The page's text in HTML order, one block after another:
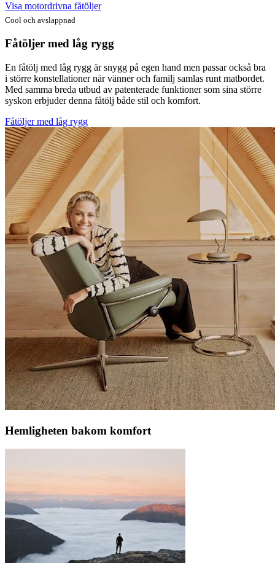
Visa motordrivna fåtöljer
Cool och avslappnad
Fåtöljer med låg rygg
En fåtölj med låg rygg är snygg på egen hand men passar också bra
i större konstellationer när vänner och familj samlas runt matbordet.
Med samma breda utbud av patenterade funktioner som sina större
syskon erbjuder denna fåtölj både stil och komfort.
Fåtöljer med låg rygg
Hemligheten bakom komfort